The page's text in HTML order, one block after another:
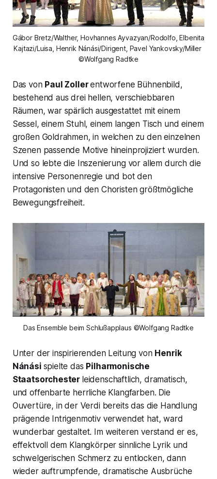
Gábor Bretz/Walther, Hovhannes Ayvazyan/Rodolfo, Elbenita
Kajtazi/Luisa, Henrik Nánási/Dirigent, Pavel Yankovsky/Miller
©Wolfgang Radtke
Das von Paul Zollerentworfene Bühnenbild,
bestehend aus drei hellen, verschiebbaren
Räumen, war spärlich ausgestattet mit einem
Sessel, einem Stuhl, einem langen Tisch und einem
großen Goldrahmen, in welchen zu den einzelnen
Szenen passende Motive hineinprojiziert wurden.
Und so lebte die Inszenierung vor allem durch die
intensive Personenregie und bot den
Protagonisten und den Choristen größtmögliche
Bewegungsfreiheit.
Das Ensemble beim Schlußapplaus ©Wolfgang Radtke
Unter der inspirierenden Leitung von Henrik
Nánási spielte das Pilharmonische
Staatsorchester leidenschaftlich, dramatisch,
und offenbarte herrliche Klangfarben. Die
Ouvertüre, in der Verdi bereits das die Handlung
prägende Intrigenmotiv verwendet hat, ward
wunderbar gestaltet. Im weiteren verstand er es,
effektvoll dem Klangkörper sinnliche Lyrik und
schwelgerischen Schmerz zu entlocken, dann
wieder auftrumpfende, dramatische Ausbrüche